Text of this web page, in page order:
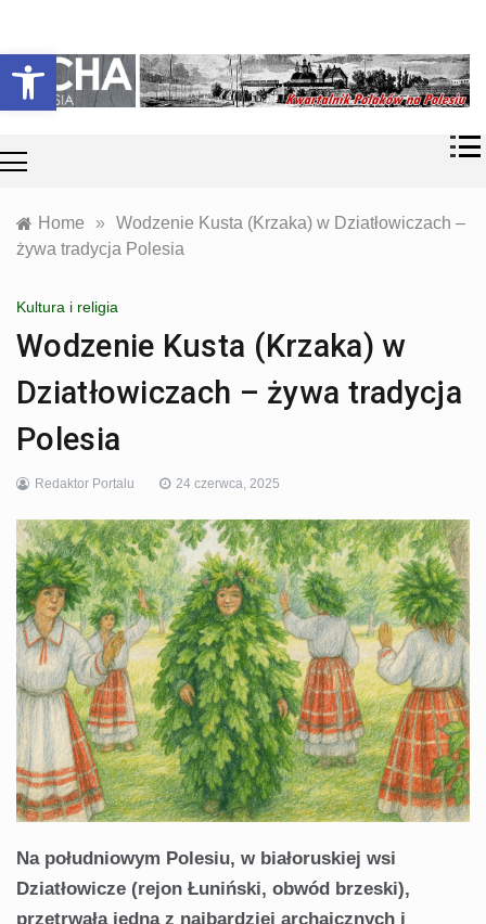
Otwórz pasek narzędzi
content
Echa
Polesia
współczesność
Polaków na
Polesiu.
Home » Wodzenie Kusta (Krzaka) w Dziatłowiczach –
żywa tradycja Polesia
Kultura i religia
Wodzenie Kusta (Krzaka) w
Dziatłowiczach – żywa tradycja
Polesia
Redaktor Portalu 24 czerwca, 2025
Na południowym Polesiu, w białoruskiej wsi
Dziatłowicze (rejon Łuniński, obwód brzeski),
przetrwała jedna z najbardziej archaicznych i